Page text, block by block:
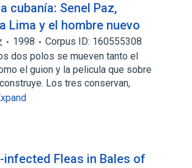
cubanía: Senel Paz,
Lima y el hombre nuevo
1998
Corpus ID: 160555308
dos polos se mueven tanto el
el guion y la pelicula que sobre
Los tres conservan,
infected Fleas in Bales of